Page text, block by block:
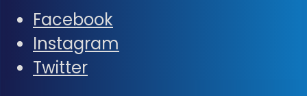
Facebook
Instagram
Twitter